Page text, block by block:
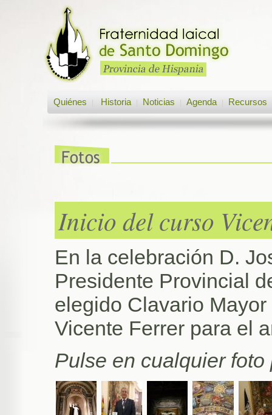
Quiénes Historia Noticias Agenda Recursos
Inicio del curso
En la celebración D.
Presidente Provincial
elegido Clavario
Vicente Ferrer para el
Pulse en cualquier